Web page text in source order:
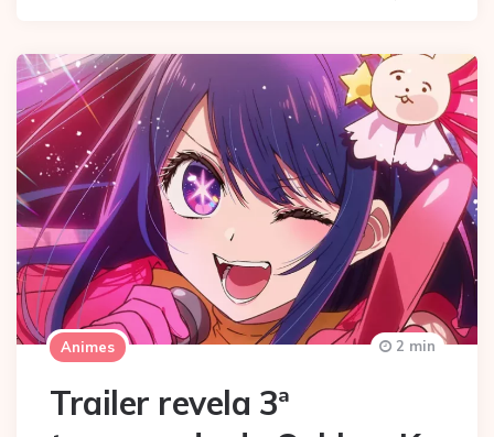
Animes
Trailer revela 3ª
2 min